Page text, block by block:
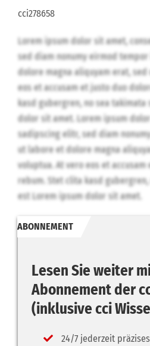
cci278658
Lorem ipsum dolor sit amet,
sed diam nonumy eirmod
dolore magna aliquyam erat,
eos et accusam et justo duo
kasd gubergren, no sea takimata
dolor sit amet. Lorem ipsum
sadipscing elitr, sed diam
ut labore et dolore magna
voluptua. At vero eos et
rebum. Stet clita kasd
est Lorem ipsum dolor sit amet.
ABONNEMENT
Lesen Sie weiter
Abonnement der
(inklusive cci
24/7 jederzeit